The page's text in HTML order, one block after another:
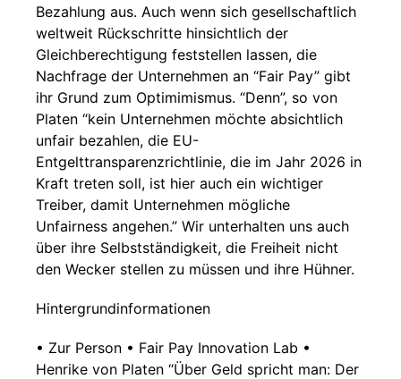
Bezahlung aus. Auch wenn sich gesellschaftlich
weltweit Rückschritte hinsichtlich der
Gleichberechtigung feststellen lassen, die
Nachfrage der Unternehmen an “Fair Pay” gibt
ihr Grund zum Optimimismus. “Denn”, so von
Platen “kein Unternehmen möchte absichtlich
unfair bezahlen, die EU-
Entgelttransparenzrichtlinie, die im Jahr 2026 in
Kraft treten soll, ist hier auch ein wichtiger
Treiber, damit Unternehmen mögliche
Unfairness angehen.” Wir unterhalten uns auch
über ihre Selbstständigkeit, die Freiheit nicht
den Wecker stellen zu müssen und ihre Hühner.
Hintergrundinformationen
• Zur Person • Fair Pay Innovation Lab •
Henrike von Platen “Über Geld spricht man: Der